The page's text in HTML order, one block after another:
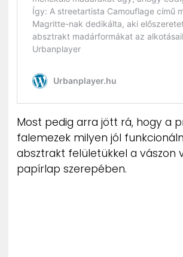
Most pedig arra jött rá, hogy a
falemezek milyen jól
absztrakt felületükkel a vászon
papírlap szerepében.